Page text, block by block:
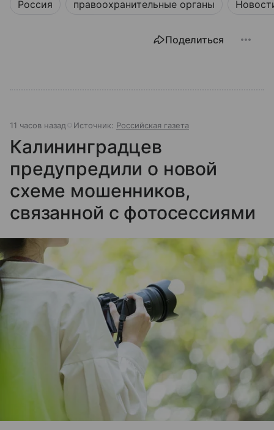
пользователя интернета и телефона.
Россия правоохранительные органы
Поделиться
11 часов назад Источник: Российская газета
Калининградцев
предупредили о новой
схеме мошенников,
связанной с фотосессиями